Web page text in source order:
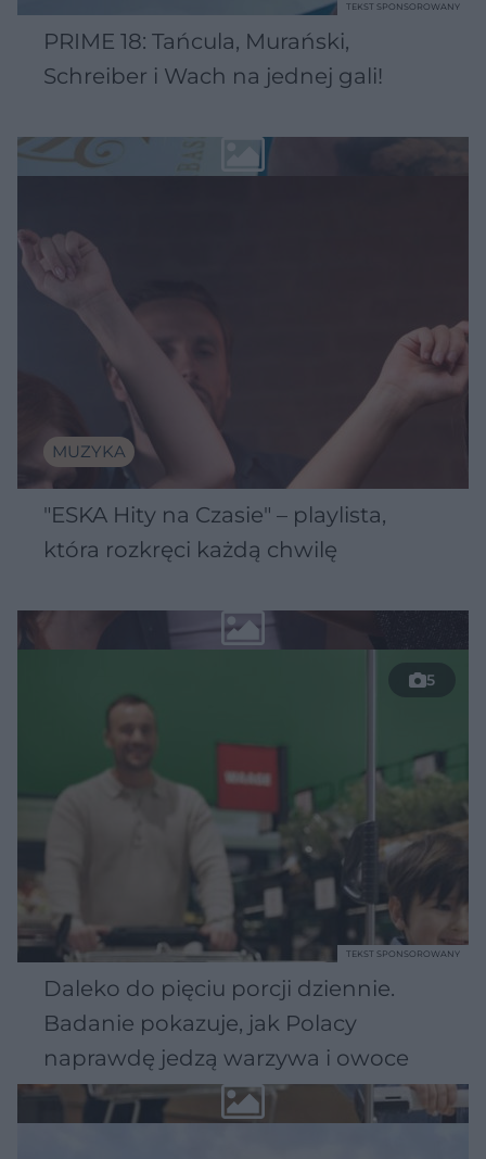
PRIME 18: Tańcula, Murański,
Schreiber i Wach na jednej gali!
TEKST SPONSOROWANY
MUZYKA
"ESKA Hity na Czasie" – playlista,
która rozkręci każdą chwilę
5
Daleko do pięciu porcji dziennie.
Badanie pokazuje, jak Polacy
naprawdę jedzą warzywa i owoce
TEKST SPONSOROWANY